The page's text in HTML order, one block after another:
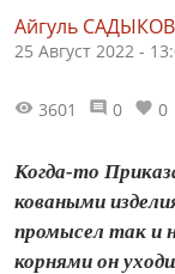
Айгуль
25 Август 2022 -
3601 0 0
Когда-то
коваными
промысел так и
корнями он